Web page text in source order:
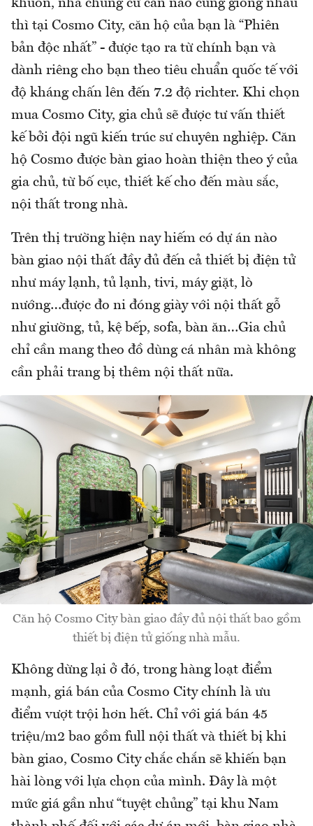
khuôn, nhà chung cư căn nào cũng giống nhau
thì tại Cosmo City, căn hộ của bạn là “Phiên
bản độc nhất” - được tạo ra từ chính bạn và
dành riêng cho bạn theo tiêu chuẩn quốc tế với
độ kháng chấn lên đến 7.2 độ richter. Khi chọn
mua Cosmo City, gia chủ sẽ được tư vấn thiết
kế bởi đội ngũ kiến trúc sư chuyên nghiệp. Căn
hộ Cosmo được bàn giao hoàn thiện theo ý của
gia chủ, từ bố cục, thiết kế cho đến màu sắc,
nội thất trong nhà.
Trên thị trường hiện nay hiếm có dự án nào
bàn giao nội thất đầy đủ đến cả thiết bị điện tử
như máy lạnh, tủ lạnh, tivi, máy giặt, lò
nướng…được đo ni đóng giày với nội thất gỗ
như giường, tủ, kệ bếp, sofa, bàn ăn…Gia chủ
chỉ cần mang theo đồ dùng cá nhân mà không
cần phải trang bị thêm nội thất nữa.
Căn hộ Cosmo City bàn giao đầy đủ nội thất bao gồm
thiết bị điện tử giống nhà mẫu.
Không dừng lại ở đó, trong hàng loạt điểm
mạnh, giá bán của Cosmo City chính là ưu
điểm vượt trội hơn hết. Chỉ với giá bán 45
triệu/m2 bao gồm full nội thất và thiết bị khi
bàn giao, Cosmo City chắc chắn sẽ khiến bạn
hài lòng với lựa chọn của mình. Đây là một
mức giá gần như “tuyệt chủng” tại khu Nam